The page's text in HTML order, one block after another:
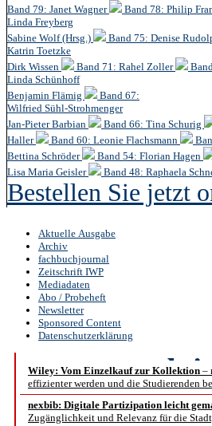
Band 79: Janet Wagner Band 78: Philip
Linda Freyberg
Sabine Wolf (Hrsg.)
Band 75: Denise
Katrin Toetzke
Dirk Wissen
Band 71: Rahel Zoller
Linda Schünhoff
Benjamin Flämig
Band 67:
Wilfried Sühl-Strohmenger
Jan-Pieter Barbian
Band 66: Tina Schurig
Haller
Band 60: Leonie Flachsmann
Bettina Schröder
Band 54: Florian Hagen
Lisa Maria Geisler
Band 48: Raphaela
Bestellen Sie jetzt
Aktuelle Ausgabe
Archiv
fachbuchjournal
Zeitschrift IWP
Mediadaten
Abo / Probeheft
Newsletter
Sponsored Content
Datenschutzerklärung
Wiley: Vom Einzelkauf zur Kollektion –
effizienter werden und die Studierenden
nexbib: Digitale Partizipation leicht
Zugänglichkeit und Relevanz für die